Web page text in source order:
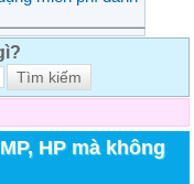
HP mà không